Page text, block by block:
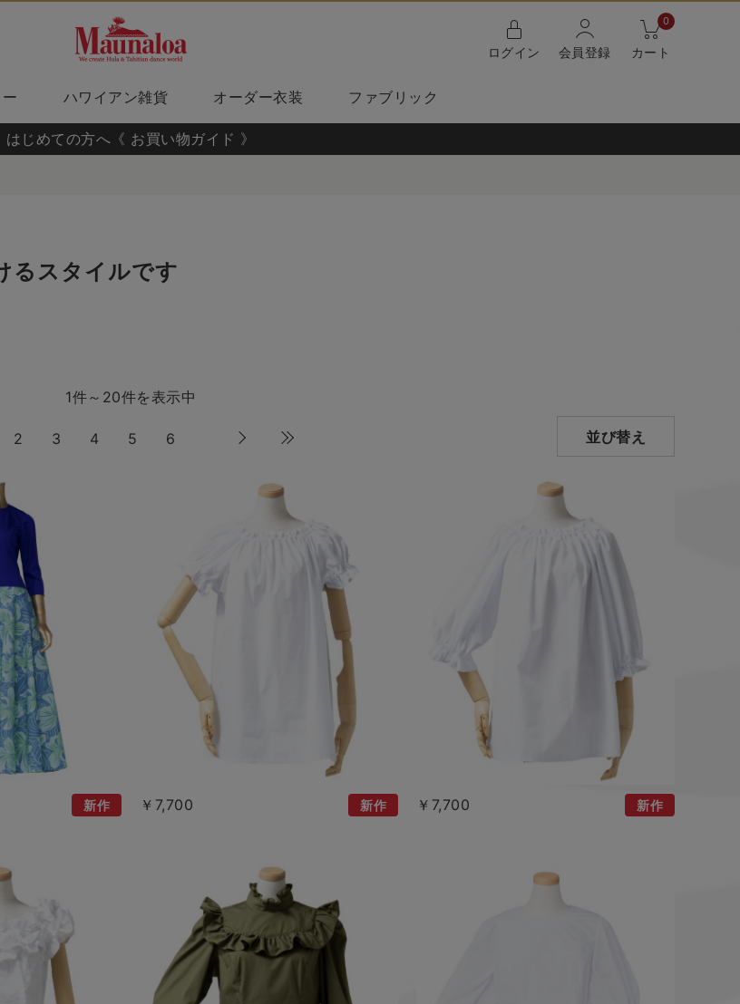
ログイン 会員登録
0
カート
ハワイアン雑貨 オーダー衣装 ファブリック
はじめての方へ《 お買い物ガイド 》
るスタイルです
1件～20件を表示中
2 3 4 5 6 並び替え
新作 ￥7,700 新作 ￥7,700 新作